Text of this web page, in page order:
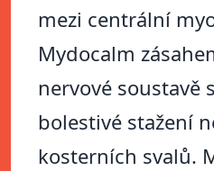
mezi centrální
Mydocalm
nervové soustavě
bolestivé stažení
kosterních svalů.